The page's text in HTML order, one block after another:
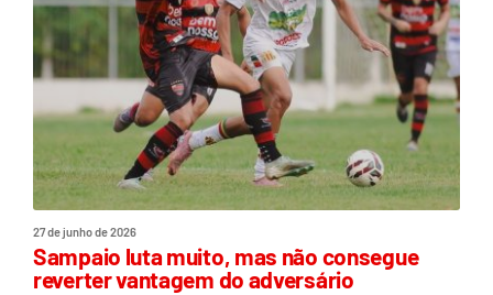
27 de junho de 2026
Sampaio luta muito, mas não consegue
reverter vantagem do adversário